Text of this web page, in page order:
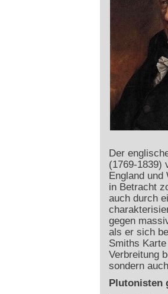
Der
(1769-1839)
England und
in Betracht
auch durch
gegen
als er sich
Smiths
Verbreitung
sondern
Plutonisten